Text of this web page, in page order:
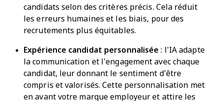
candidats selon des critères précis. Cela réduit
les erreurs humaines et les biais, pour des
recrutements plus équitables.
Expérience candidat personnalisée : l’IA adapte
la communication et l’engagement avec chaque
candidat, leur donnant le sentiment d’être
compris et valorisés. Cette personnalisation met
en avant votre marque employeur et attire les